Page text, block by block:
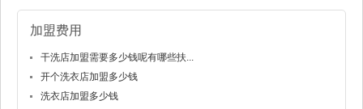
加盟费用
干洗店加盟需要多少钱呢有哪些扶...
开个洗衣店加盟多少钱
洗衣店加盟多少钱